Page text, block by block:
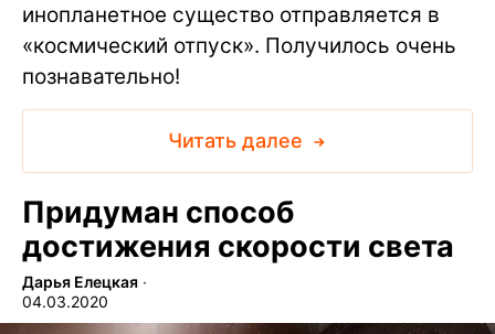
инопланетное существо отправляется в
«космический отпуск». Получилось очень
познавательно!
Читать далее
Придуман способ
достижения скорости света
Дарья Елецкая ∙
04.03.2020